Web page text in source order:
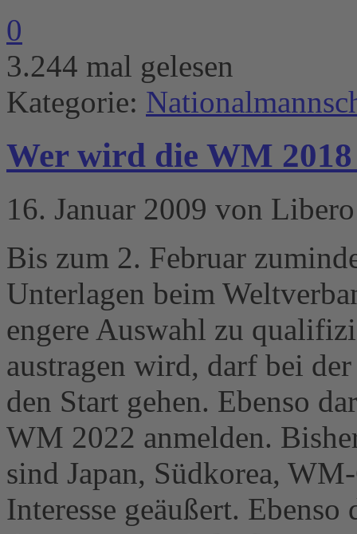
0
3.244 mal gelesen
Kategorie:
Wer wird die WM
16. Januar 2009 von Libero
Bis zum 2. Februar
Unterlagen beim
engere Auswahl zu
austragen wird, darf bei
den Start gehen. Ebenso
WM 2022 anmelden.
sind Japan, Südkorea,
Interesse geäußert.